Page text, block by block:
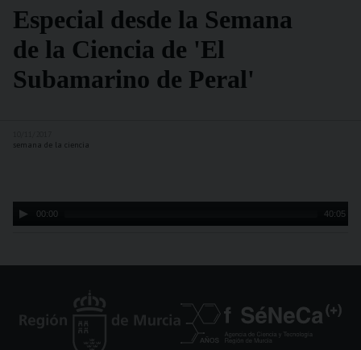
Especial desde la Semana
de la Ciencia de 'El
Subamarino de Peral'
semana de la ciencia
Audio
Player
00:00 40:05